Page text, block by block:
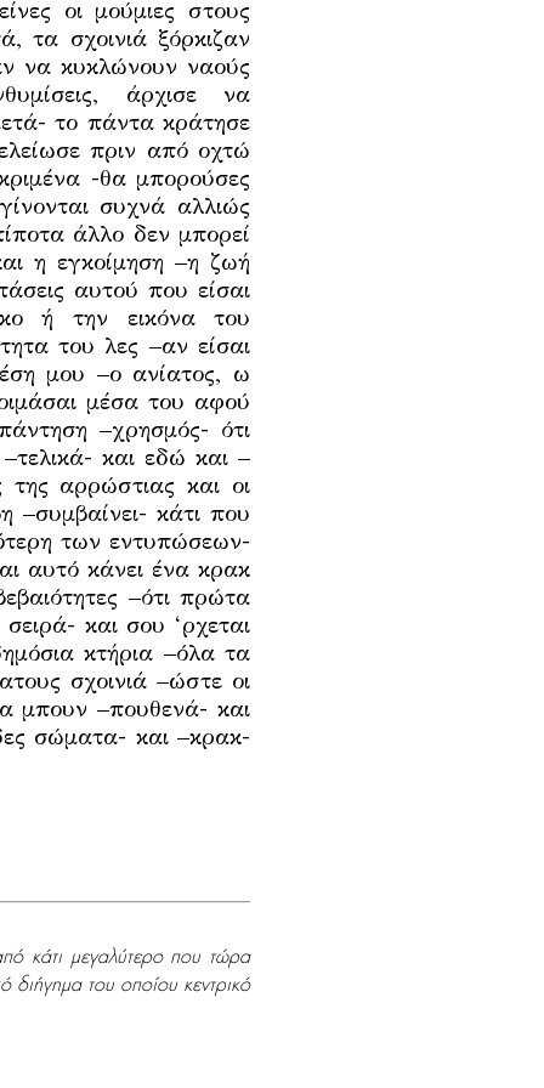
οι μούμιες στους
τα σχοινιά ξόρκιζαν
να κυκλώνουν ναούς
άρχισε να
το πάντα κράτησε
πριν από οχτώ
-θα μπορούσες
συχνά αλλιώς
άλλο δεν μπορεί
η εγκοίμηση –η ζωή
αυτού που είσαι
ή την εικόνα του
του λες –αν είσαι
μου –ο ανίατος, ω
μέσα του αφού
–χρησμός- ότι
και εδώ και –
της αρρώστιας και οι
–συμβαίνει- κάτι που
των εντυπώσεων-
αυτό κάνει ένα κρακ
–ότι πρώτα
και σου ‘ρχεται
κτήρια –όλα τα
σχοινιά –ώστε οι
μπουν –πουθενά- και
σώματα- και –κρακ-
κάτι μεγαλύτερο που τώρα
του οποίου κεντρικό